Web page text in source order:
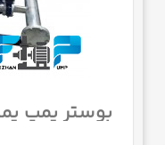
موتور 970 اسب 1450 دور